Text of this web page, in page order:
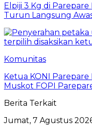
Elpiji 3 Kg di
Turun Langsung
Komunitas
Ketua KONI
Muskot FOPI
Berita Terkait
Jumat, 7 Agustus